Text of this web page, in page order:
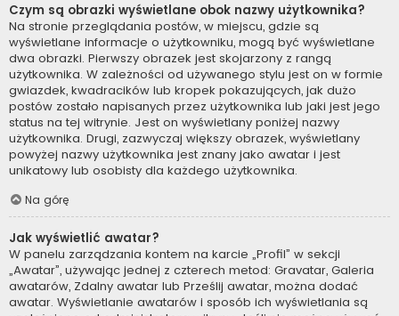
Czym są obrazki wyświetlane obok nazwy użytkownika?
Na stronie przeglądania postów, w miejscu, gdzie są
wyświetlane informacje o użytkowniku, mogą być wyświetlane
dwa obrazki. Pierwszy obrazek jest skojarzony z rangą
użytkownika. W zależności od używanego stylu jest on w formie
gwiazdek, kwadracików lub kropek pokazujących, jak dużo
postów zostało napisanych przez użytkownika lub jaki jest jego
status na tej witrynie. Jest on wyświetlany poniżej nazwy
użytkownika. Drugi, zazwyczaj większy obrazek, wyświetlany
powyżej nazwy użytkownika jest znany jako awatar i jest
unikatowy lub osobisty dla każdego użytkownika.
Na górę
Jak wyświetlić awatar?
W panelu zarządzania kontem na karcie „Profil” w sekcji
„Awatar”, używając jednej z czterech metod: Gravatar, Galeria
awatarów, Zdalny awatar lub Prześlij awatar, można dodać
awatar. Wyświetlanie awatarów i sposób ich wyświetlania są